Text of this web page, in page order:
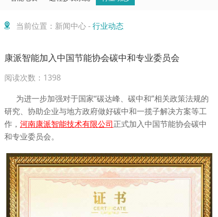
当前位置：新闻中心 -行业动态
康派智能加入中国节能协会碳中和专业委员会
阅读次数：1398
为进一步加强对于国家“碳达峰、碳中和”相关政策法规的
研究、协助企业与地方政府做好碳中和一揽子解决方案等工
作， 河南康派智能技术有限公司正式加入中国节能协会碳中
和专业委员会。